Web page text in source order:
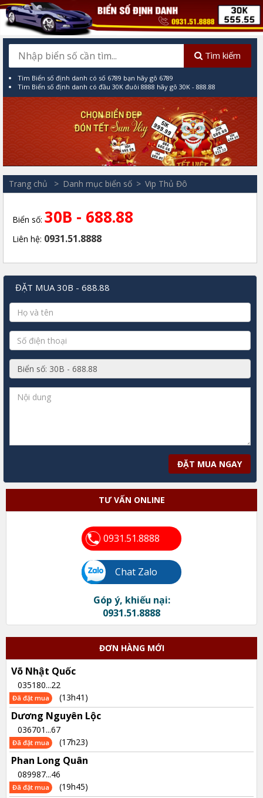
Tìm kiếm
Tìm Biển số định danh có số 6789 bạn hãy gõ 6789
Tìm Biển số định danh có đầu 30K đuôi 8888 hãy gõ 30K - 888.88
Trang chủ Danh mục biển số Vip Thủ Đô
Biển số: 30B - 688.88
Liên hệ: 0931.51.8888
ĐẶT MUA 30B - 688.88
ĐẶT MUA NGAY
TƯ VẤN ONLINE
0931.51.8888
Chat Zalo
Góp ý, khiếu nại:
0931.51.8888
ĐƠN HÀNG MỚI
Võ Nhật Quốc
035180...22
Đã đặt mua (13h41)
Dương Nguyên Lộc
036701...67
Đã đặt mua (17h23)
Phan Long Quân
089987...46
Đã đặt mua (19h45)